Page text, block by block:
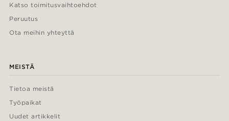
Katso toimitusvaihtoehdot
Peruutus
Ota meihin yhteyttä
MEISTÄ
Tietoa meistä
Työpaikat
Uudet artikkelit